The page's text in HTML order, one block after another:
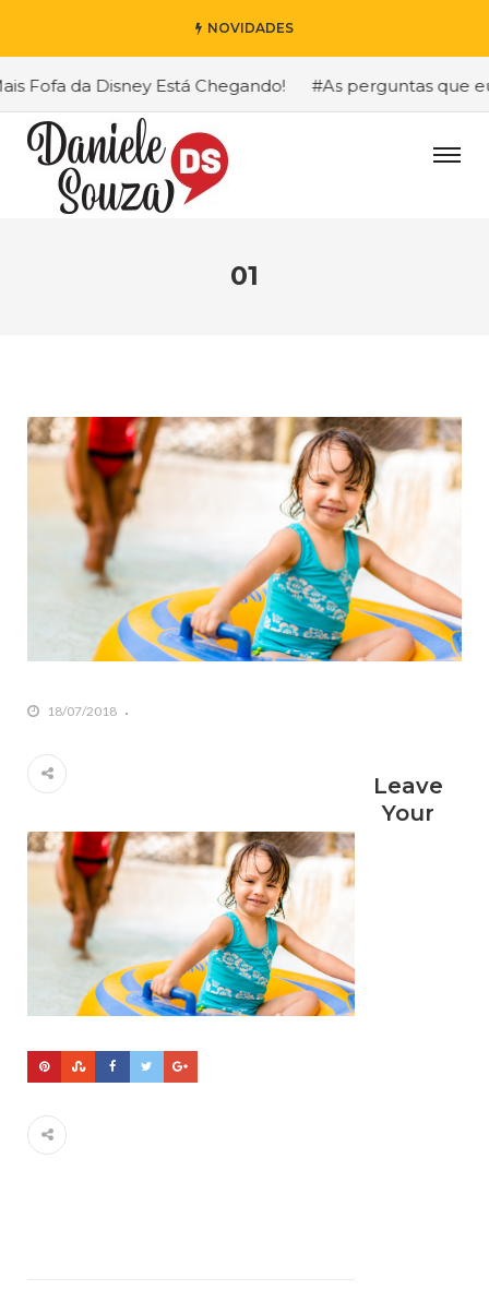
NOVIDADES
Fofa da Disney Está Chegando! #As perguntas que eu
01
18/07/2018
Leave
Your